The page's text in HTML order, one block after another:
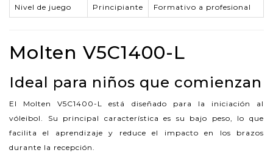
Nivel de juego Principiante Formativo a profesional
Molten V5C1400-L
Ideal para niños que comienzan
El Molten V5C1400-L está diseñado para la iniciación al
vóleibol. Su principal característica es su bajo peso, lo que
facilita el aprendizaje y reduce el impacto en los brazos
durante la recepción.